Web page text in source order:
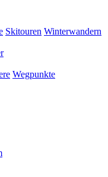
Skitouren Winterwandern
Wegpunkte